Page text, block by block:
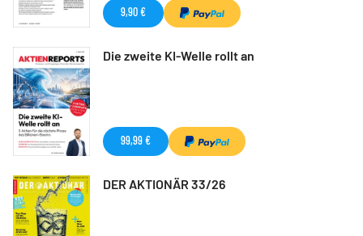
9,90 €
Die zweite KI-Welle rollt an
99,99 €
DER AKTIONÄR 33/26